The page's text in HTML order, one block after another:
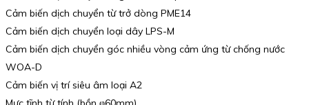
Cảm biến dịch chuyển từ trở dòng PME14
Cảm biến dịch chuyển loại dây LPS-M
Cảm biến dịch chuyển góc nhiều vòng cảm ứng từ chống nước
WOA-D
Cảm biến vị trí siêu âm loại A2